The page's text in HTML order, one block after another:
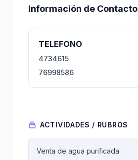
Información de Contacto
TELEFONO
4734615
76998586
ACTIVIDADES / RUBROS
Venta de agua purificada